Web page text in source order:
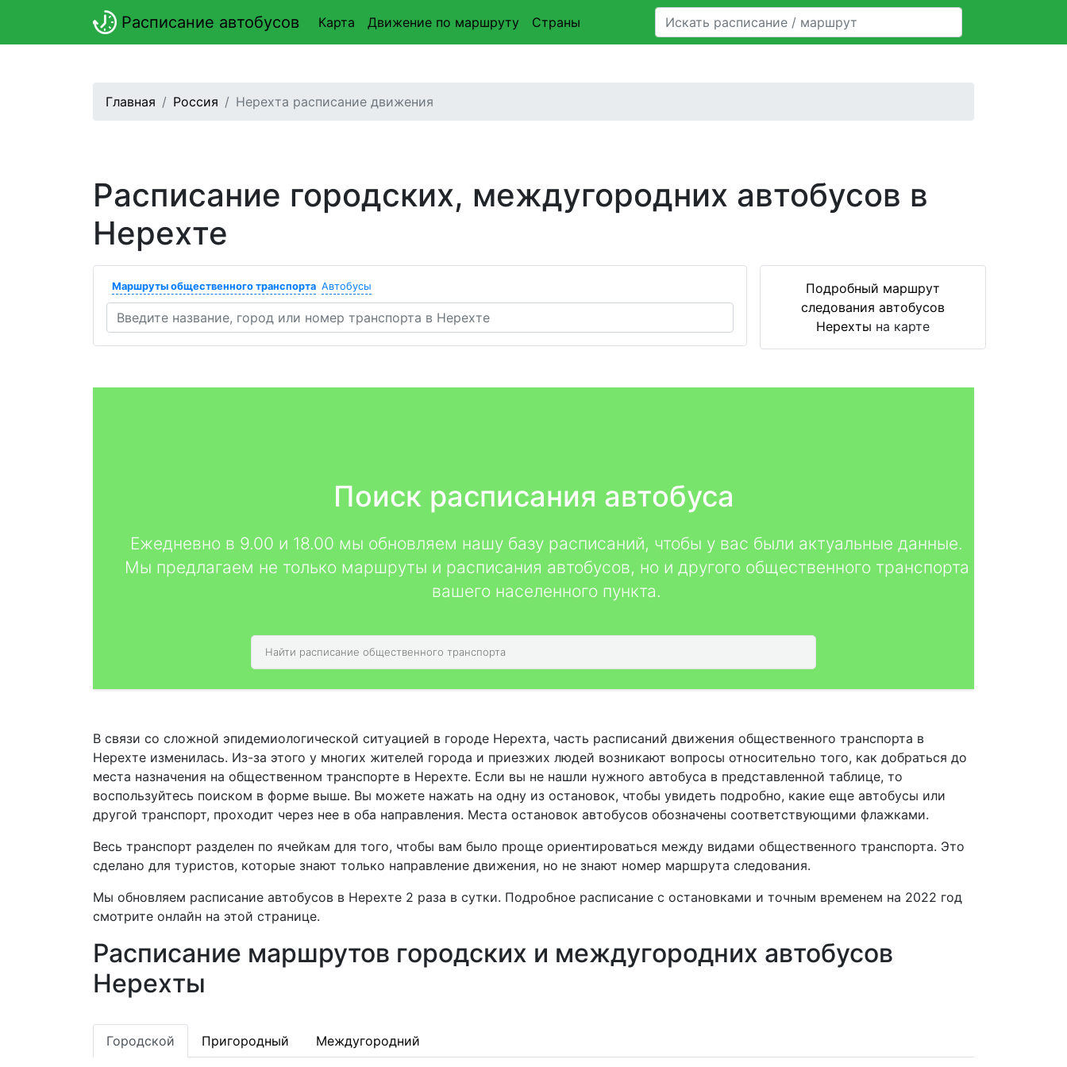
Расписание автобусов Карта Движение по маршруту Страны
Главная Россия Нерехта расписание движения
Расписание городских, междугородних автобусов в
Нерехте
Маршруты общественного транспорта Автобусы
Подробный маршрут
следования автобусов
Нерехты на карте
Поиск расписания автобуса
Ежедневно в 9.00 и 18.00 мы обновляем нашу базу расписаний, чтобы у вас были актуальные данные.
Мы предлагаем не только маршруты и расписания автобусов, но и другого общественного транспорта
вашего населенного пункта.
В связи со сложной эпидемиологической ситуацией в городе Нерехта, часть расписаний движения общественного транспорта в
Нерехте изменилась. Из-за этого у многих жителей города и приезжих людей возникают вопросы относительно того, как добраться до
места назначения на общественном транспорте в Нерехте. Если вы не нашли нужного автобуса в представленной таблице, то
воспользуйтесь поиском в форме выше. Вы можете нажать на одну из остановок, чтобы увидеть подробно, какие еще автобусы или
другой транспорт, проходит через нее в оба направления. Места остановок автобусов обозначены соответствующими флажками.
Весь транспорт разделен по ячейкам для того, чтобы вам было проще ориентироваться между видами общественного транспорта. Это
сделано для туристов, которые знают только направление движения, но не знают номер маршрута следования.
Мы обновляем расписание автобусов в Нерехте 2 раза в сутки. Подробное расписание с остановками и точным временем на 2022 год
смотрите онлайн на этой странице.
Расписание маршрутов городских и междугородних автобусов
Нерехты
Городской Пригородный Междугородний